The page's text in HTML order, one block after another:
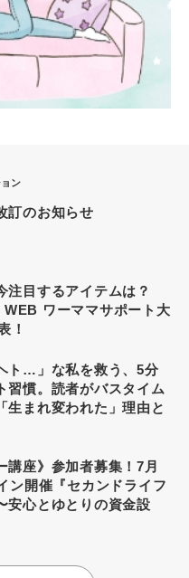
ン
訂のお知らせ
注目するアイテムは？
WEB ワーママサポート大
！
ト…」な私を救う、5分
習慣。読者がバスタイム
生まれ変われた」理由と
講座》参加者募集！7月
ン開催『セカンドライフ
安心とゆとりの資金設